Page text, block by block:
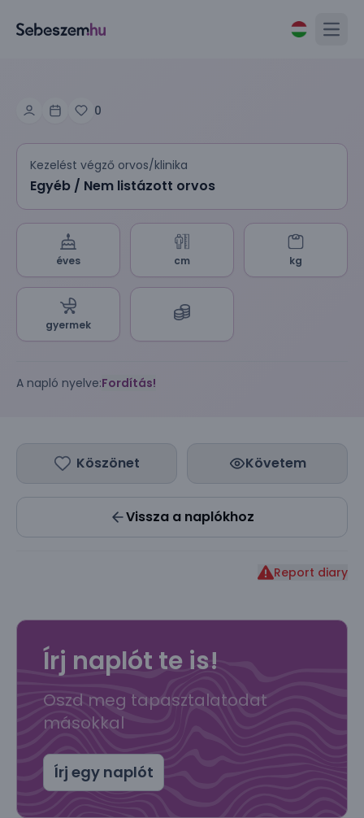
0
Kezelést végző orvos/klinika
Egyéb / Nem listázott orvos
éves cm kg
gyermek
A napló nyelve:Fordítás!
Köszönet Követem
Vissza a naplókhoz
Report diary
Írj naplót te is!
Oszd meg tapasztalatodat
másokkal
Írj egy naplót